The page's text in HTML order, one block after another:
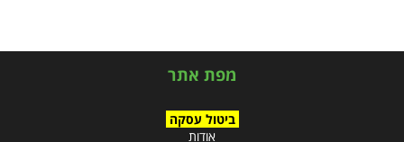
מפת אתר
ביטול עסקה
אודות